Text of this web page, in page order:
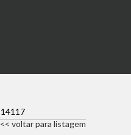
14117
<< voltar para listagem